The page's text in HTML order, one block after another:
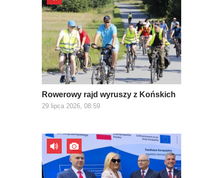
Rowerowy rajd wyruszy z Końskich
29 lipca 2026, 08:59